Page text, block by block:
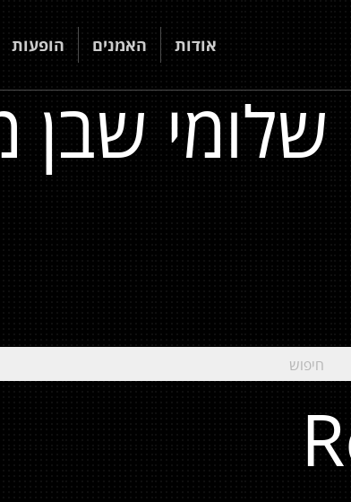
אודות האמנים הופעות
שבן מנגן